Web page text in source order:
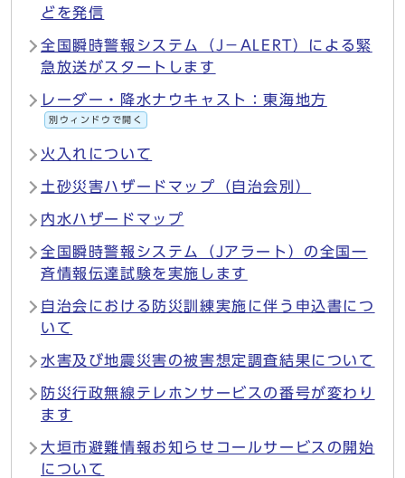
どを発信
全国瞬時警報システム（J－ALERT）による緊
急放送がスタートします
レーダー・降水ナウキャスト：東海地方
別ウィンドウで開く
火入れについて
土砂災害ハザードマップ（自治会別）
内水ハザードマップ
全国瞬時警報システム（Jアラート）の全国一
斉情報伝達試験を実施します
自治会における防災訓練実施に伴う申込書につ
いて
水害及び地震災害の被害想定調査結果について
防災行政無線テレホンサービスの番号が変わり
ます
大垣市避難情報お知らせコールサービスの開始
について